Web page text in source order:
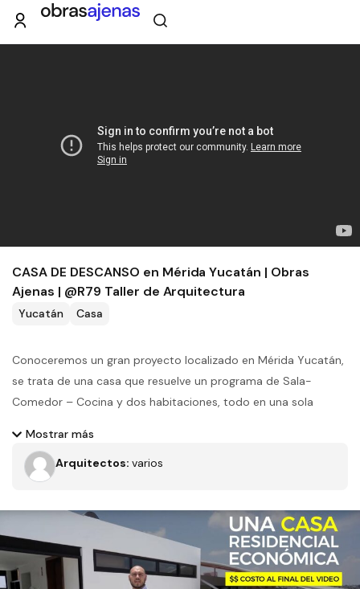
CASA DE DESCANSO en Mérida Yucatán | Obras
Ajenas | @R79 Taller de Arquitectura
Yucatán Casa
Conoceremos un gran proyecto localizado en Mérida Yucatán,
se trata de una casa que resuelve un programa de Sala-
Comedor – Cocina y dos habitaciones, todo en una sola
sus vistas hacia donde conviene según el espacio
correspondiente.
Mostrar más
Arquitectos: varios
Filtros